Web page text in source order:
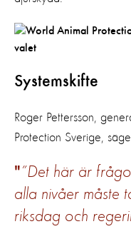
Systemskifte
Roger Pettersson,
Protection Sverige,
”Det här är
alla nivåer måste
riksdag och